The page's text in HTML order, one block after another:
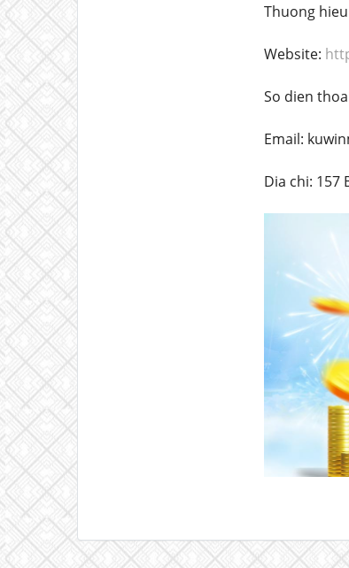
Thuong
Website:
So dien
Email:
Dia chi: 157